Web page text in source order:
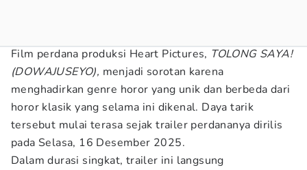
Film perdana produksi Heart Pictures, TOLONG SAYA!
(DOWAJUSEYO), menjadi sorotan karena
menghadirkan genre horor yang unik dan berbeda dari
horor klasik yang selama ini dikenal. Daya tarik
tersebut mulai terasa sejak trailer perdananya dirilis
pada Selasa, 16 Desember 2025.
Dalam durasi singkat, trailer ini langsung